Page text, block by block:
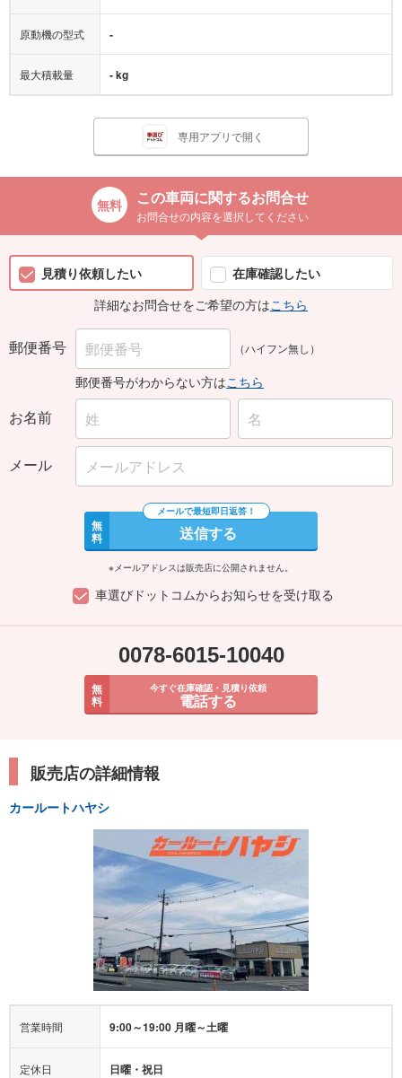
原動機の型式 -
最大積載量 - kg
専用アプリで開く
この車両に関するお問合せ
お問合せの内容を選択してください
見積り依頼したい
在庫確認したい
詳細なお問合せをご希望の方はこちら
郵便番号 （ハイフン無し）
郵便番号がわからない方はこちら
お名前
メール
無
料 送信する
※メールアドレスは販売店に公開されません。
車選びドットコムからお知らせを受け取る
0078-6015-10040
無
料
今すぐ在庫確認・見積り依頼
電話する
販売店の詳細情報
カールートハヤシ
営業時間 9:00～19:00 月曜～土曜
定休日 日曜・祝日